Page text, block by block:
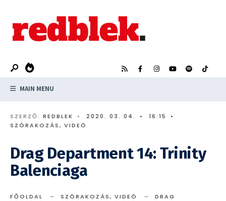
content
MAIN MENU
SZERZŐ: REDBLEK • 2020. 03. 04. • 16:15
•
SZÓRAKOZÁS, VIDEÓ
Drag Department 14: Trinity
Balenciaga
FŐOLDAL SZÓRAKOZÁS, VIDEÓ
DRAG